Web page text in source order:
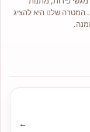
המטרה שלנו היא להציג
←